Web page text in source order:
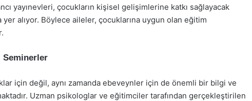
yayınevleri, çocukların kişisel gelişimlerine katkı sağlayacak
alıyor. Böylece aileler, çocuklarına uygun olan eğitim
için değil, aynı zamanda ebeveynler için de önemli bir bilgi ve
Uzman psikologlar ve eğitimciler tarafından gerçekleştirilen